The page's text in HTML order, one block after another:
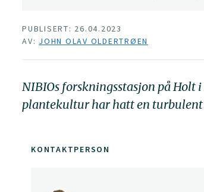
PUBLISERT: 26.04.2023
AV: JOHN OLAV OLDERTRØEN
NIBIOs forskningsstasjon på Holt
plantekultur har hatt en turbulent
KONTAKTPERSON